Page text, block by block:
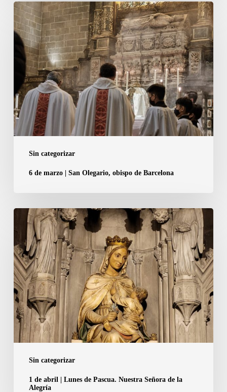
tretze
els
membres
Capítol
de
la
Catedral
Barcelona
Sin categorizar
6
de
marzo
Olegario,
obispo
de
Barcelona
6 de marzo | San Olegario, obispo de Barcelona
Sin categorizar
de
abril
|
Lunes
de
Pascua.
Nuestra
Señora
de
1 de abril | Lunes de Pascua. Nuestra Señora de la
Alegría